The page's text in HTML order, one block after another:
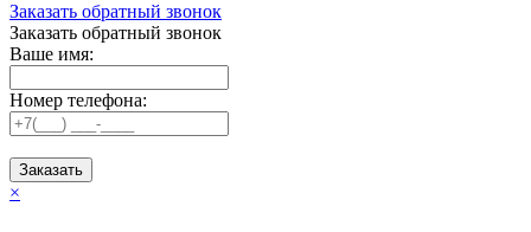
Заказать обратный звонок
Заказать обратный звонок
Ваше имя:
Номер телефона:
Заказать
×